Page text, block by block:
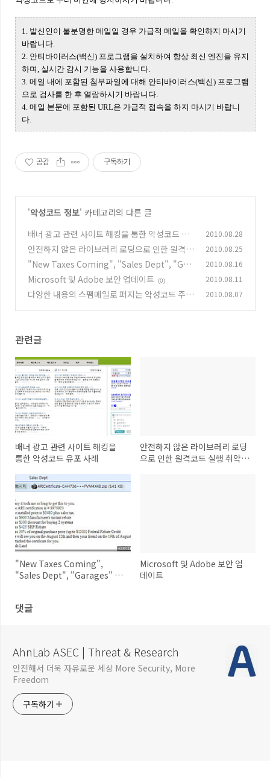
1. 발신인이 불분명한 메일일 경우 가급적 메일을 확인하지 마시기
바랍니다.
2. 안티바이러스(백신) 프로그램을 설치하여 항상 최신 엔진을 유지
하며, 실시간 감시 기능을 사용합니다.
3. 메일 내에 포함된 첨부파일에 대해 안티바이러스(백신) 프로그램
으로 검사를 한 후 열람하시기 바랍니다.
4. 메일 본문에 포함된 URL은 가급적 접속을 하지 마시기 바랍니
다.
공감 구독하기
'악성코드 정보' 카테고리의 다른 글
배너 광고 관련 사이트 해킹을 통한 악성코드 유
포 사례
(3)
2010.08.28
안전하지 않은 라이브러리 로딩으로 인한 원격코
드 실행 취약점 주의!
(4)
2010.08.25
"New Taxes Coming", "Sales Dept", "Gar
ages" 제목의 악성 스팸 주의!!
(0)
2010.08.16
Microsoft 및 Adobe 보안 업데이트 (0) 2010.08.11
다양한 내용의 스팸메일로 퍼지는 악성코드 주
2010.08.07
관련글
배너 광고 관련 사이트 해킹을
통한 악성코드 유포 사례
안전하지 않은 라이브러리 로딩
으로 인한 원격코드 실행 취약점
"New Taxes Coming",
"Sales Dept", "Garages" 제
Microsoft 및 Adobe 보안 업
데이트
댓글
AhnLab ASEC | Threat & Research
안전해서 더욱 자유로운 세상 More Security, More
Freedom
구독하기